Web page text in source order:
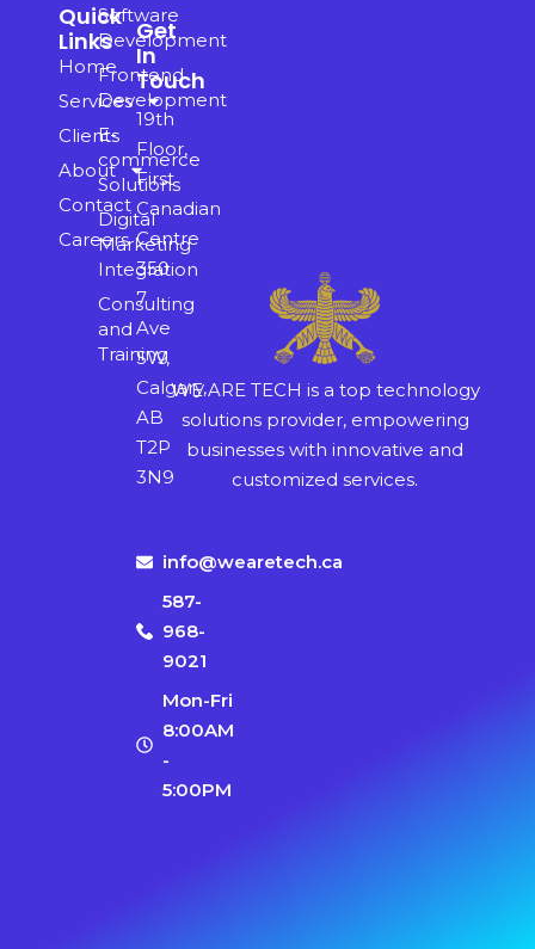
WE ARE TECH is a top technology
solutions provider, empowering
businesses with innovative and
customized services.
Software
Development
Frontend
Development
E-
commerce
Solutions
Digital
Marketing
Integration
Consulting
and
Training
Quick
Links
Home
Services
Clients
About
Contact
Careers
Get
In
Touch
19th
Floor,
First
Canadian
Centre
350
7
Ave
SW,
Calgary,
AB
T2P
3N9
info@wearetech.ca
587-
968-
9021
Mon-Fri
8:00AM
-
5:00PM